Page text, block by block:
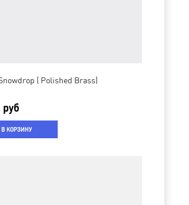
( Polished Brass)
В КОРЗИНУ